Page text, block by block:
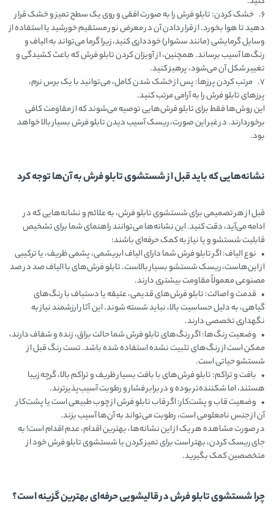
6. خشک کردن: تابلو فرش را به صورت افقی و روی یک سطح تمیز و خشک قرار
دهید تا هوا بخورد. از قرار دادن آن در معرض نور مستقیم خورشید یا استفاده از
وسایل گرمایشی (مانند سشوار) خودداری کنید، زیرا گرما می‌تواند به الیاف و
رنگ‌ها آسیب برساند. همچنین، از آویزان کردن تابلو فرش که باعث کشیدگی و
تغییر شکل آن می‌شود، پرهیز کنید.
7. مرتب کردن پرزها: پس از خشک شدن کامل، می‌توانید با یک برس نرم،
پرزهای تابلو فرش را به آرامی مرتب کنید.
این روش‌ها فقط برای تابلو فرش‌هایی توصیه می‌شوند که از مقاومت کافی
برخوردارند. در غیر این صورت، ریسک آسیب دیدن تابلو فرش بسیار بالا خواهد
بود.
نشانه‌هایی که باید قبل از شستشوی تابلو فرش به آن‌ها توجه کرد
قبل از هر تصمیمی برای شستشوی تابلو فرش، به علائم و نشانه‌هایی که در
ادامه می‌آید، دقت کنید. این نشانه‌ها می‌توانند راهنمای شما برای تشخیص
قابلیت شستشو و یا نیاز به کمک حرفه‌ای باشند:
• نوع الیاف: اگر تابلو فرش شما دارای الیاف ابریشمی، پشمی ظریف، یا ترکیبی
از این‌هاست، ریسک شستشو بسیار بالاست. تابلو فرش‌های با الیاف صد در صد
مصنوعی معمولاً مقاومت بیشتری دارند.
• قدمت و اصالت: تابلو فرش‌های قدیمی، عتیقه یا دستباف با رنگ‌های
گیاهی، به دلیل حساسیت بالا، نباید شسته شوند. این آثار ارزشمند نیاز به
نگهداری تخصصی دارند.
• وضعیت رنگ‌ها: اگر رنگ‌های تابلو فرش شما حالت براق، زنده و شفاف دارند،
ممکن است از رنگ‌های تثبیت نشده استفاده شده باشد. تست رنگ قبل از
شستشو حیاتی است.
• بافت و تراکم: تابلو فرش‌های با بافت بسیار ظریف و تراکم بالا، گرچه زیبا
هستند، اما شکننده‌تر بوده و در برابر فشار و رطوبت آسیب‌پذیرترند.
• وضعیت قاب و پشت‌کار: اگر قاب تابلو فرش از چوب طبیعی است یا پشت‌کار
آن از جنس نامعلومی است، رطوبت می‌تواند به آن‌ها آسیب بزند.
در صورت مشاهده هر یک از این نشانه‌ها، بهترین اقدام، عدم اقدام است! به
جای ریسک کردن، بهتر است برای تمیز کردن یا شستشوی تابلو فرش خود از
متخصصین کمک بگیرید.
چرا شستشوی تابلو فرش در قالیشویی حرفه‌ای بهترین گزینه است؟